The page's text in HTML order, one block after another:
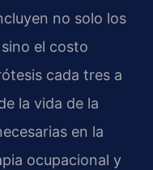
no solo los
el costo
cada tres a
la vida de la
en la
ocupacional y